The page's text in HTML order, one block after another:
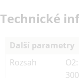
Technické
Další parametry
Rozsah